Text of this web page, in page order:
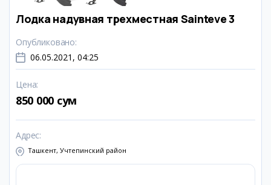
Лодка надувная трехместная Sainteve 3
Опубликовано:
06.05.2021, 04:25
Цена:
850 000 сум
Адрес:
Ташкент, Учтепинский район